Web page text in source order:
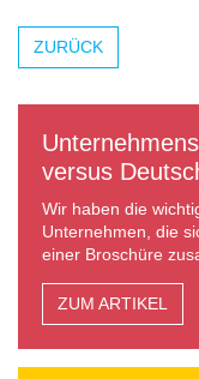
ZURÜCK
versus
Wir haben die
Unternehmen, die
einer Broschüre
ZUM ARTIKEL